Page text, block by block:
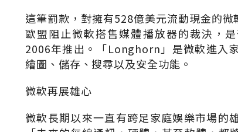
這筆罰款，對擁有528億美元流動現金的
歐盟阻止微軟搭售媒體播放器的裁決，
2006年推出。「Longhorn」是微軟進入
繪圖、儲存、搜尋以及安全功能。
微軟再展雄心
微軟長期以來一直有跨足家庭娛樂市場的